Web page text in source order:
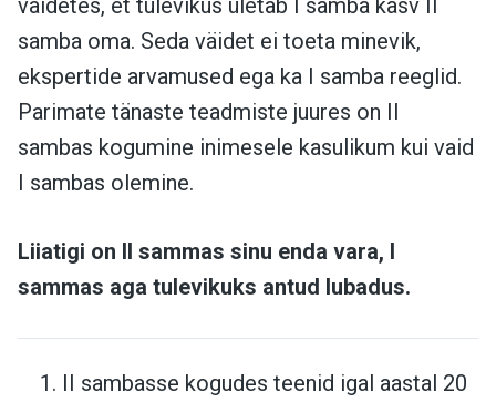
väidetes, et tulevikus ületab I samba kasv II
samba oma. Seda väidet ei toeta minevik,
ekspertide arvamused ega ka I samba reeglid.
Parimate tänaste teadmiste juures on II
sambas kogumine inimesele kasulikum kui vaid
I sambas olemine.
Liiatigi on II sammas sinu enda vara, I
sammas aga tulevikuks antud lubadus.
II sambasse kogudes teenid igal aastal 20